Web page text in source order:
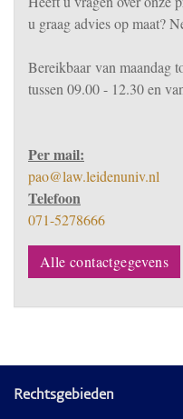
u graag advies op maat?
Bereikbaarvan maandag
tussen 09.00 - 12.30 en
Per mail:
pao@law.leidenuniv.nl
Telefoon
071-5278666
Alle contactgegevens
Rechtsgebieden